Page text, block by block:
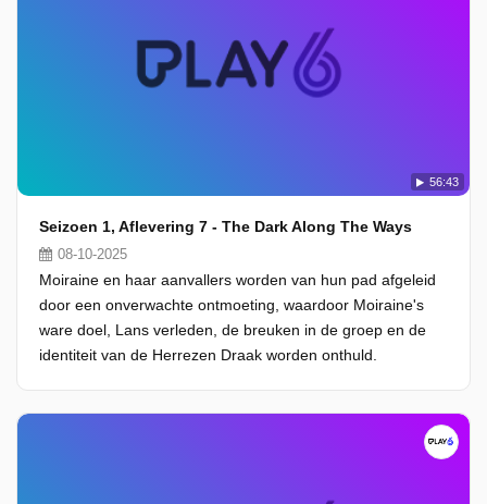
56:43
Seizoen 1, Aflevering 7 - The Dark Along The Ways
08-10-2025
Moiraine en haar aanvallers worden van hun pad afgeleid
door een onverwachte ontmoeting, waardoor Moiraine's
ware doel, Lans verleden, de breuken in de groep en de
identiteit van de Herrezen Draak worden onthuld.